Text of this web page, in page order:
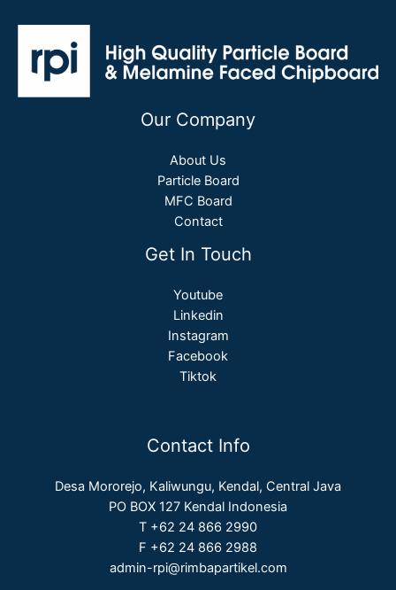
Our Company
About Us
Particle Board
MFC Board
Contact
Get In Touch
Youtube
Linkedin
Instagram
Facebook
Tiktok
Contact Info
Desa Mororejo, Kaliwungu, Kendal, Central Java
PO BOX 127 Kendal Indonesia
T +62 24 866 2990
F +62 24 866 2988
admin-rpi@rimbapartikel.com